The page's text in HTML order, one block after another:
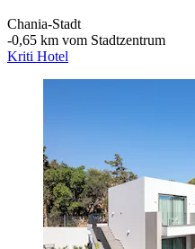
Chania-Stadt
‐0,65 km vom Stadtzentrum
Kriti Hotel